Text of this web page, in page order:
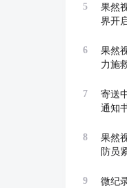
5
果然
界开
6
果然
力施
7
寄送
通知
8
果然
防员
9
微纪